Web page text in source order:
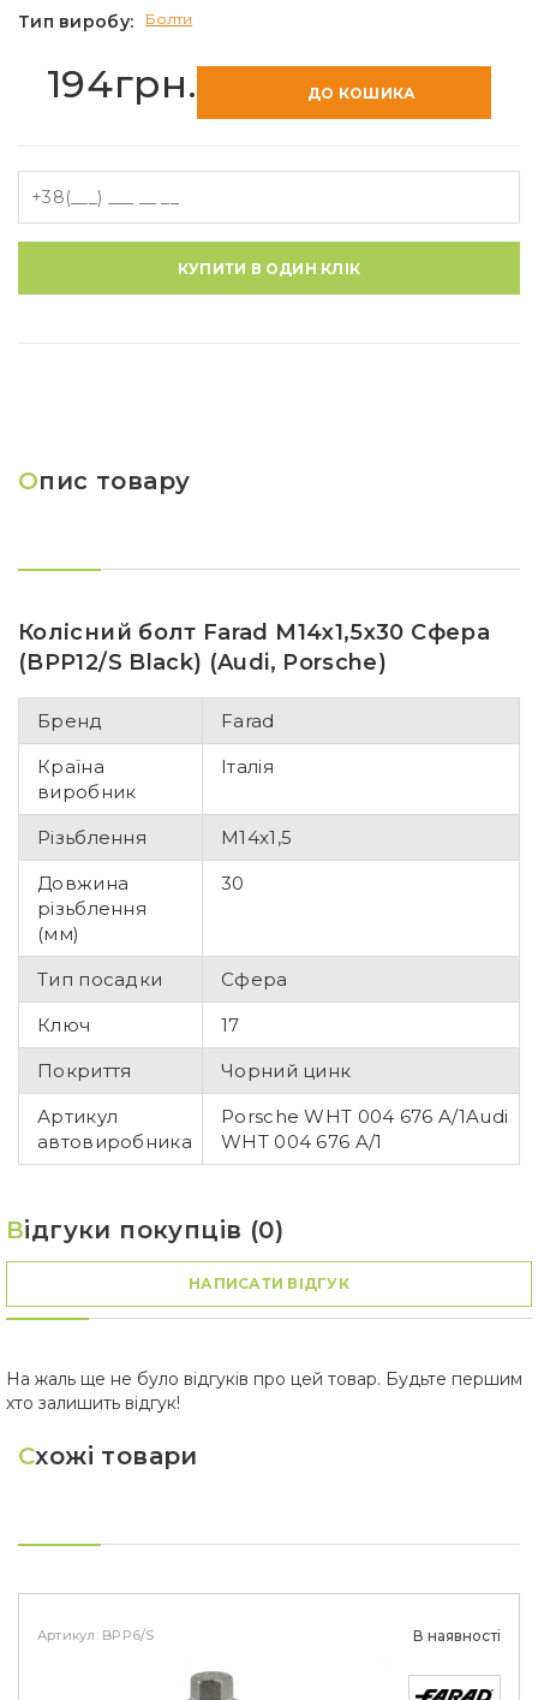
Тип виробу: Болти
194грн. ДО КОШИКА
КУПИТИ В ОДИН КЛІК
Опис товару
Колісний болт Farad M14x1,5x30 Сфера
(BPP12/S Black) (Audi, Porsche)
Бренд
Farad
Країна
виробник
Італія
Різьблення
M14x1,5
Довжина
різьблення
(мм)
30
Тип посадки
Сфера
Ключ
17
Покриття
Чорний цинк
Артикул
автовиробника
Porsche WHT 004 676 A/1Audi
WHT 004 676 A/1
Відгуки покупців (0)
НАПИСАТИ ВІДГУК
На жаль ще не було відгуків про цей товар. Будьте першим
хто залишить відгук!
Схожі товари
Артикул: BPP6/S В наявності